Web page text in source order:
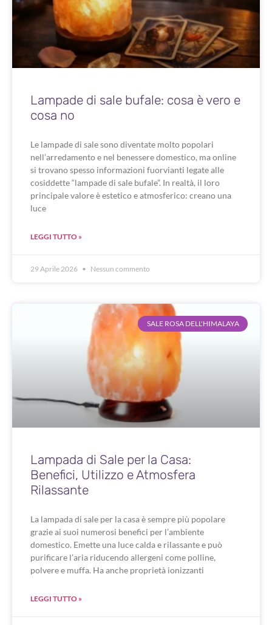
Lampade di sale bufale: cosa è vero e
cosa no
Le lampade di sale sono diventate molto popolari
nell’arredamento e nel benessere domestico, ma online
si trovano spesso informazioni fuorvianti legate alle
cosiddette “lampade di sale bufale”. In realtà, il loro
principale valore è estetico e atmosferico: creano una
luce
LEGGI TUTTO »
29 Aprile 2026 Nessun commento
SALE ROSA DELL'HIMALAYA
Lampada di Sale per la Casa:
Benefici, Utilizzo e Atmosfera
Rilassante
La lampada di sale per la casa è sempre più popolare
grazie ai suoi numerosi benefici per l’ambiente
domestico. Emette una luce calda e rilassante e può
purificare l’aria riducendo allergeni come polline,
polvere e muffa. Ha anche proprietà ionizzanti
LEGGI TUTTO »